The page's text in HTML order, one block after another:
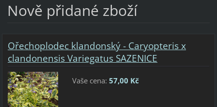
Nově přidané zboží
Ořechoplodec klandonský - Caryopteris x
clandonensis Variegatus SAZENICE
Vaše cena: 57,00 Kč